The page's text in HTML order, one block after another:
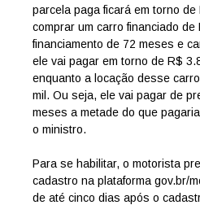
parcela paga ficará em torno de
comprar um carro financiado
financiamento de 72 meses e
ele vai pagar em torno de R$
enquanto a locação desse
mil. Ou seja, ele vai pagar de
meses a metade do que
o ministro.
Para se habilitar, o motorista
cadastro na plataforma gov.br/
de até cinco dias após o